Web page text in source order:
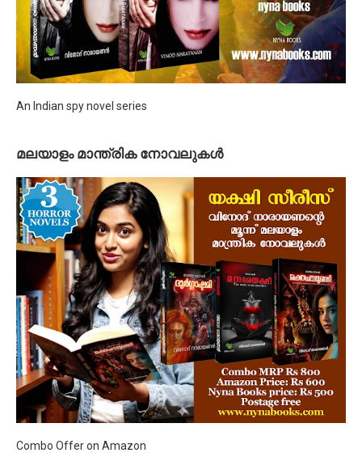
An Indian spy novel series
മലയാളം മാന്ത്രിക നോവലുകള്‍
Combo Offer on Amazon